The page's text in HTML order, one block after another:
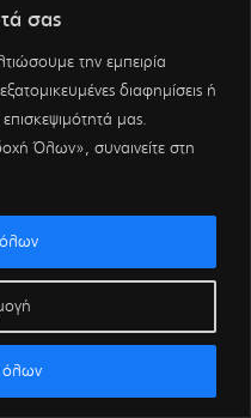
σας
την εμπειρία
διαφημίσεις ή
μας.
Όλων», συναινείτε στη
όλων